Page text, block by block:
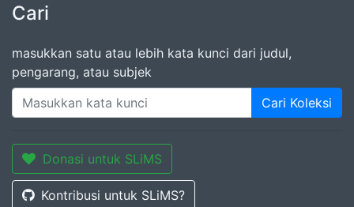
Cari
masukkan satu atau lebih kata kunci dari judul,
pengarang, atau subjek
Cari Koleksi
Donasi untuk SLiMS
Kontribusi untuk SLiMS?